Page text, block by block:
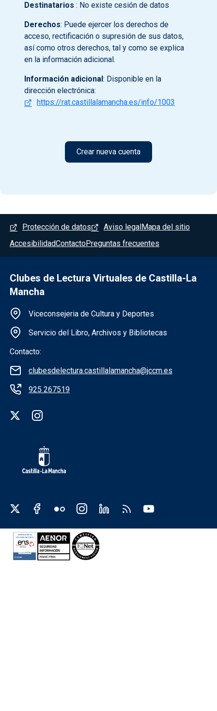
Destinatarios : No existe cesión de datos
Derechos: Puede ejercer los derechos de
acceso, rectificación o supresión de sus datos,
así como otros derechos, tal y como se explica
en la información adicional.
Información adicional : Disponible en la
dirección electrónica:
https://rat.castillalamancha.es/info/1003
Menú del pie
Protección de datos Aviso legal Mapa del sitio
AccesibilidadContactoPreguntas frecuentes
Clubes de Lectura Virtuales de Castilla-La
Mancha
Información de la institución
Viceconsejeria de Cultura y Deportes
Servicio del Libro, Archivos y Bibliotecas
Contacto:
clubesdelectura.castillalamancha@jccm.es
925 267519
Redes sociales institución
Redes sociales JCCM